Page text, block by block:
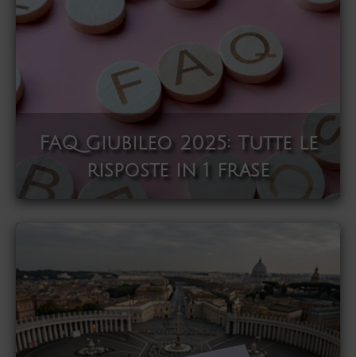
FAQ Giubileo 2025: Tutte le
risposte in 1 frase